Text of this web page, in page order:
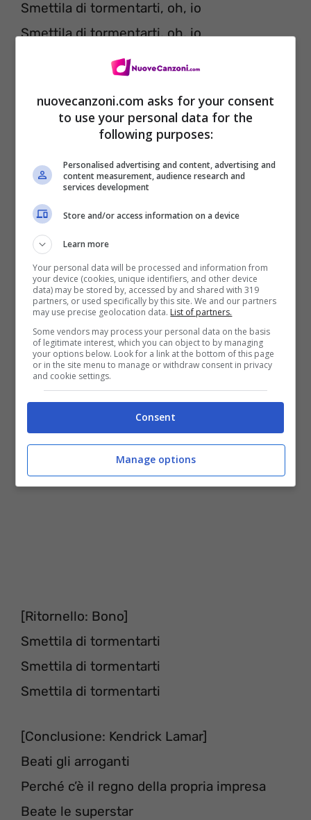
Smettila di tormentarti, oh, io
Smettila di tormentarti, oh, io
[Post-Ritornello: Bono]
Potrei cantarlo per te tutta la notte, tutta la
Niente può fermarti, tranne quello che hai
dentro
Posso aiutarti, ma è la tua battaglia, la tua
battaglia
[Ritornello: Bono]
Smettila di tormentarti
Smettila di tormentarti
[Ponte Strumentale]
[Ritornello: Bono]
Smettila di tormentarti
Smettila di tormentarti
Smettila di tormentarti
[Conclusione: Kendrick Lamar]
Beati gli arroganti
Perché c’è il regno della propria impresa
Beate le superstar
nuovecanzoni.com asks for your consent
to use your personal data for the
following purposes:
Personalised advertising and content, advertising and
content measurement, audience research and
services development
Store and/or access information on a device
Learn more
Your personal data will be processed and information from
your device (cookies, unique identifiers, and other device
data) may be stored by, accessed by and shared with 319
partners, or used specifically by this site. We and our partners
may use precise geolocation data. List of partners.
Some vendors may process your personal data on the basis
of legitimate interest, which you can object to by managing
your options below. Look for a link at the bottom of this page
or in the site menu to manage or withdraw consent in privacy
and cookie settings.
Consent
Manage options